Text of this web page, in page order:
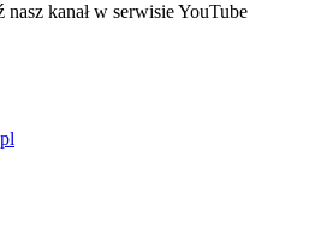
się w nowej karcie
nasz kanał w serwisie YouTube